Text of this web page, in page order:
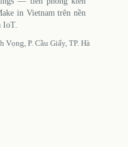
in Vietnam trên nền
IoT.
P. Cầu Giấy, TP. Hà